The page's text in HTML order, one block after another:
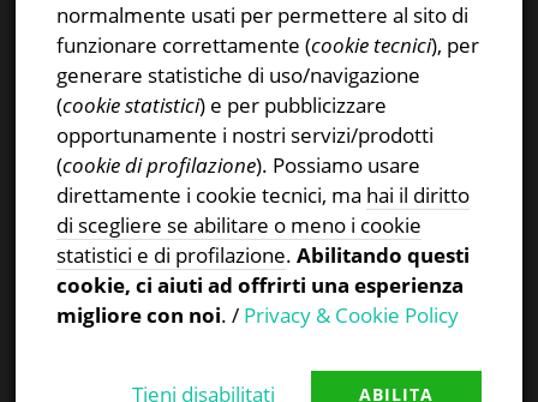
CERCA NEL SITO
Ricerca
normalmente usati per permettere al sito di
funzionare correttamente (cookie tecnici), per
generare statistiche di uso/navigazione
(cookie statistici) e per pubblicizzare
opportunamente i nostri servizi/prodotti
(cookie di profilazione). Possiamo usare
direttamente i cookie tecnici, ma hai il diritto
di scegliere se abilitare o meno i cookie
statistici e di profilazione.Abilitando questi
cookie, ci aiuti ad offrirti una esperienza
migliore con noi. / Privacy & Cookie Policy
ABILITA
Tieni disabilitati